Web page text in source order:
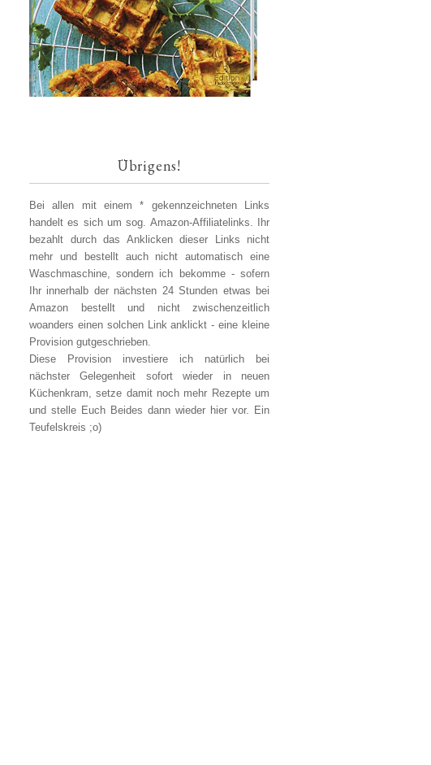
Übrigens!
Bei allen mit einem * gekennzeichneten Links
handelt es sich um sog. Amazon-Affiliatelinks. Ihr
bezahlt durch das Anklicken dieser Links nicht
mehr und bestellt auch nicht automatisch eine
Waschmaschine, sondern ich bekomme - sofern
Ihr innerhalb der nächsten 24 Stunden etwas bei
Amazon bestellt und nicht zwischenzeitlich
woanders einen solchen Link anklickt - eine kleine
Provision gutgeschrieben.
Diese Provision investiere ich natürlich bei
nächster Gelegenheit sofort wieder in neuen
Küchenkram, setze damit noch mehr Rezepte um
und stelle Euch Beides dann wieder hier vor. Ein
Teufelskreis ;o)